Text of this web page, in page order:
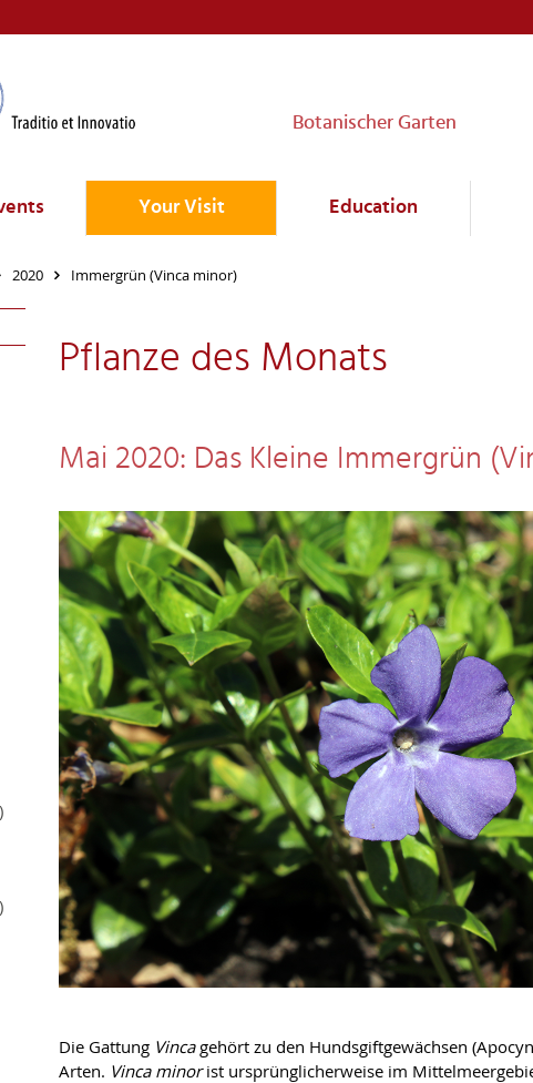
Botanischer Garten
Your Visit Education
2020 Immergrün (Vinca minor)
Pflanze des Monats
Mai 2020: Das Kleine Immergrün
Die Gattung Vincagehört zu den Hundsgiftgewächsen
Arten. Vinca minorist ursprünglicherweise im